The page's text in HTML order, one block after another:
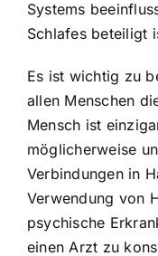
Systems
Schlafes beteiligt
Es ist wichtig zu
allen Menschen
Mensch ist
möglicherweise
Verbindungen in
Verwendung von
psychische
einen Arzt zu